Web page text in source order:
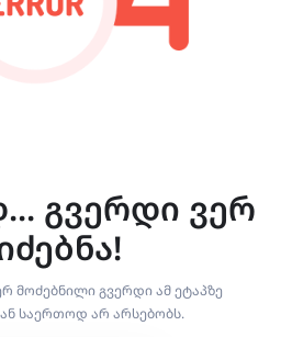
გვერდი ვერ
მოძებნილი გვერდი ამ ეტაპზე
საერთოდ არ არსებობს.